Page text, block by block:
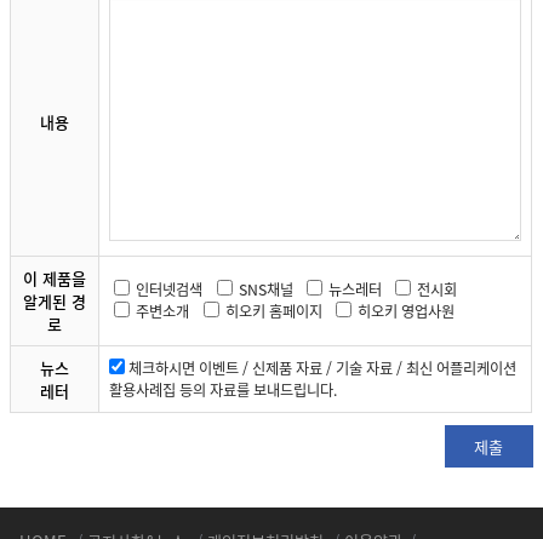
내용
이 제품을
알게된 경
로
인터넷검색 SNS채널 뉴스레터
전시회
주변소개
히오키 홈페이지 히오키 영업사원
뉴스
레터
체크하시면 이벤트 / 신제품 자료 / 기술 자료 / 최신 어플리케이션
활용사례집 등의 자료를 보내드립니다.
제출